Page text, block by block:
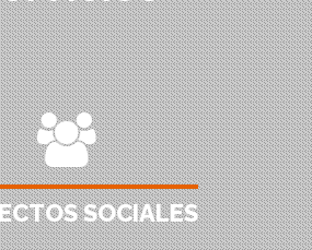
SOCIALES